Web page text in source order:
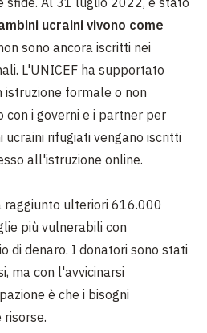
ucraini vivono come
sono ancora iscritti nei
L'UNICEF ha supportato
formale o non
i governi e i partner per
ucraini rifugiati vengano iscritti
all'istruzione online.
raggiunto ulteriori 616.000
più vulnerabili con
di denaro. I donatori sono stati
ma con l'avvicinarsi
è che i bisogni